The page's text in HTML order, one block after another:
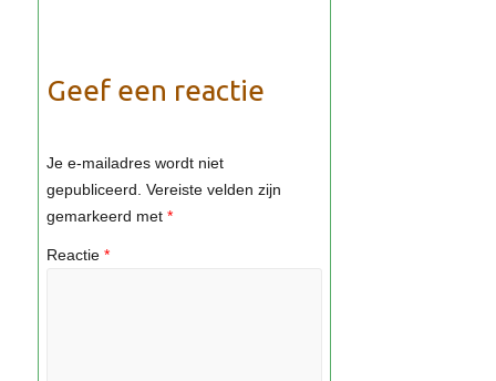
Geef een reactie
Je e-mailadres wordt niet
gepubliceerd. Vereiste velden zijn
gemarkeerd met *
Reactie *